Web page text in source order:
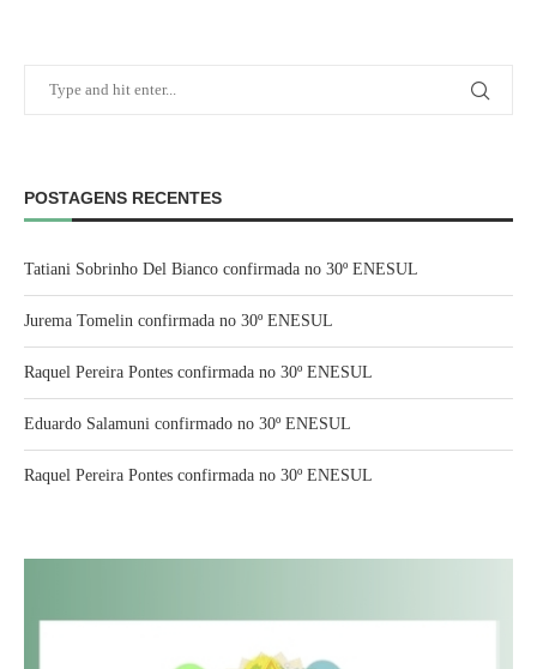
POSTAGENS RECENTES
Tatiani Sobrinho Del Bianco confirmada no 30º ENESUL
Jurema Tomelin confirmada no 30º ENESUL
Raquel Pereira Pontes confirmada no 30º ENESUL
Eduardo Salamuni confirmado no 30º ENESUL
Raquel Pereira Pontes confirmada no 30º ENESUL